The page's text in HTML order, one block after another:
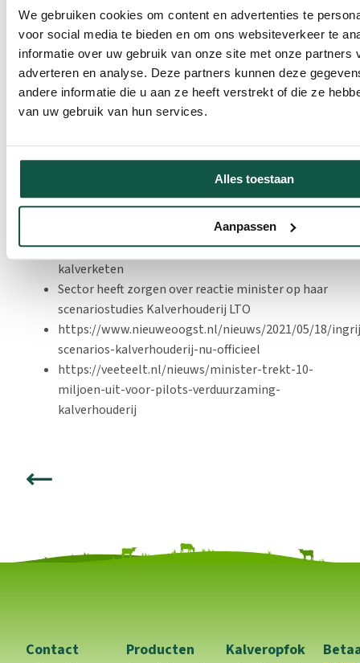
We gebruiken cookies om content en advertenties te
voor social media te bieden en om ons websiteverkeer te
informatie over uw gebruik van onze site met onze partners
adverteren en analyse. Deze partners kunnen deze
andere informatie die u aan ze heeft verstrekt of die ze
van uw gebruik van hun services.
Alles toestaan
Aanpassen
hun zorgen geuit over de uitwerking van de pilots en
laten weten dat de extreme scenariostudies ver afstaan
van de praktijk van de boer. Zij onderstrepen dat
voldoende verdienvermogen voor de boer de sleutel
vormt tot verandering. Daarom willen de ketens met
het ministerie van LNV in gesprek om met realiteitszin
te spreken over de verduurzaming van de sectoren.
Kamerbrief over Scenariostudie Kalverketen -
Kamerstuk - Rijksoverheid.nl
https://www.rijksoverheid.nl/documenten/rapporten/
kalverketen
Sector heeft zorgen over reactie minister op haar
scenariostudies Kalverhouderij LTO
https://www.nieuweoogst.nl/nieuws/2021/05/18/
scenarios-kalverhouderij-nu-officieel
https://veeteelt.nl/nieuws/minister-trekt-10-
miljoen-uit-voor-pilots-verduurzaming-
kalverhouderij
Contact Producten Kalveropfok